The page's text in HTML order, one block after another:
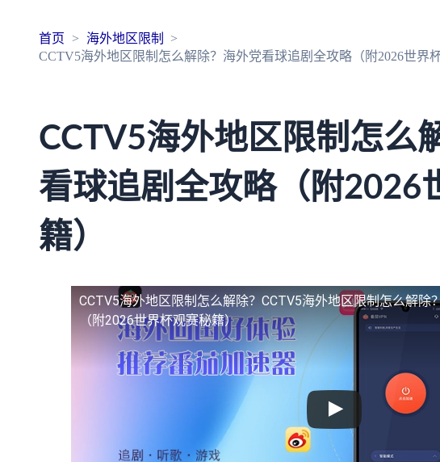
首页
海外地区限制
CCTV5海外地区限制怎么解除？海外党看球追剧全攻略（附2026世界
CCTV5海外地区限制怎么
看球追剧全攻略（附2026
籍）
CCTV5海外地区限制怎么解除？ CCTV5海外地区限制怎么解除
（附2026世界杯观赛秘籍）